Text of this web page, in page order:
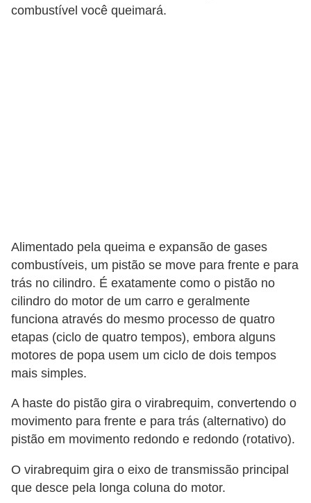
combustível você queimará.
Alimentado pela queima e expansão de gases
combustíveis, um pistão se move para frente e para
trás no cilindro. É exatamente como o pistão no
cilindro do motor de um carro e geralmente
funciona através do mesmo processo de quatro
etapas (ciclo de quatro tempos), embora alguns
motores de popa usem um ciclo de dois tempos
mais simples.
A haste do pistão gira o virabrequim, convertendo o
movimento para frente e para trás (alternativo) do
pistão em movimento redondo e redondo (rotativo).
O virabrequim gira o eixo de transmissão principal
que desce pela longa coluna do motor.
D
e
a
c
e
s
s
ó
i
o
a
u